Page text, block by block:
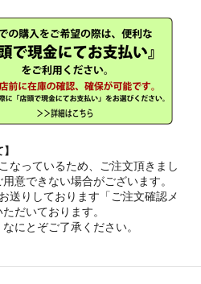
なっているため、ご注文頂きまし
意できない場合がございます。
送りしております「ご注文確認メ
だいております。
にとぞご了承ください。